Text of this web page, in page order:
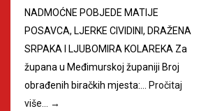
NADMOĆNE POBJEDE MATIJE
POSAVCA, LJERKE CIVIDINI, DRAŽENA
SRPAKA I LJUBOMIRA KOLAREKA Za
župana u Međimurskoj županiji Broj
obrađenih biračkih mjesta:…
Pročitaj
više…
→